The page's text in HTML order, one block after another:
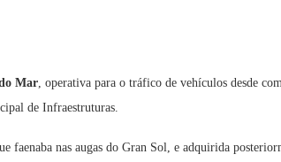
Mar, operativa para o tráfico de vehículos desde
de Infraestruturas.
nas augas do Gran Sol, e adquirida